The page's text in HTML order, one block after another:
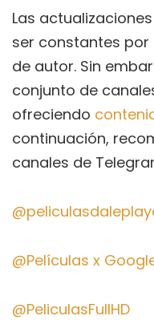
Las
ser constantes
de autor. Sin
conjunto de
ofreciendo
continuación,
canales de
@Películas x
@PeliculasFullHD